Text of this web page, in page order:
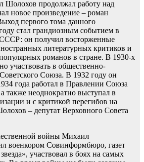
Шолохов продолжал работу над
новое произведение – роман
первого тома данного
стал грандиозным событием в
он получил восторженные
литературных критиков и
романов в стране. В 1930-х
участвовать в общественно-
Союза. В 1932 году он
года работал в Правлении Союза
также неоднократно выступал в
и с критикой перегибов на
– депутат Верховного Совета
войны Михаил
военкором Совинформбюро, газет
участвовал в боях на самых